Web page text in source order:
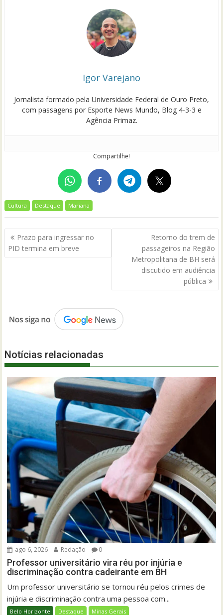
Igor Varejano
Jornalista formado pela Universidade Federal de Ouro Preto,
com passagens por Esporte News Mundo, Blog 4-3-3 e
Agência Primaz.
Compartilhe!
Cultura Destaque Mariana
Navegação
de
Post
Prazo para ingressar no
PID termina em breve
Retorno do trem de
passageiros na Região
Metropolitana de BH será
discutido em audiência
pública
Notícias relacionadas
ago 6, 2026 Redação 0
Professor universitário vira réu por injúria e
discriminação contra cadeirante em BH
Um professor universitário se tornou réu pelos crimes de
injúria e discriminação contra uma pessoa com...
Belo Horizonte Destaque Minas Gerais